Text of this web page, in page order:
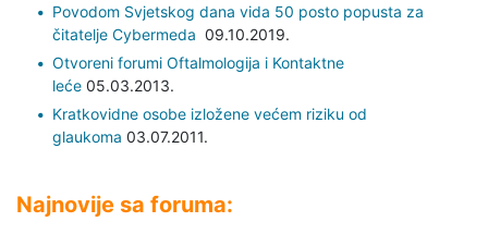
Povodom Svjetskog dana vida 50 posto popusta za
čitatelje Cybermeda 09.10.2019.
Otvoreni forumi Oftalmologija i Kontaktne
leće05.03.2013.
Kratkovidne osobe izložene većem riziku od
glaukoma 03.07.2011.
Najnovije sa foruma: